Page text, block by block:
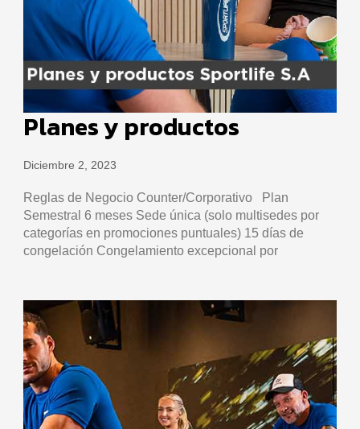
Planes y productos
Diciembre 2, 2023
Reglas de Negocio Counter/Corporativo Plan
Semestral 6 meses Sede única (solo multisedes por
categorías en promociones puntuales) 15 días de
congelación Congelamiento excepcional por